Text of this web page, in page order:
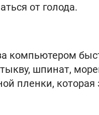
от голода.
компьютером
шпинат,
пленки,